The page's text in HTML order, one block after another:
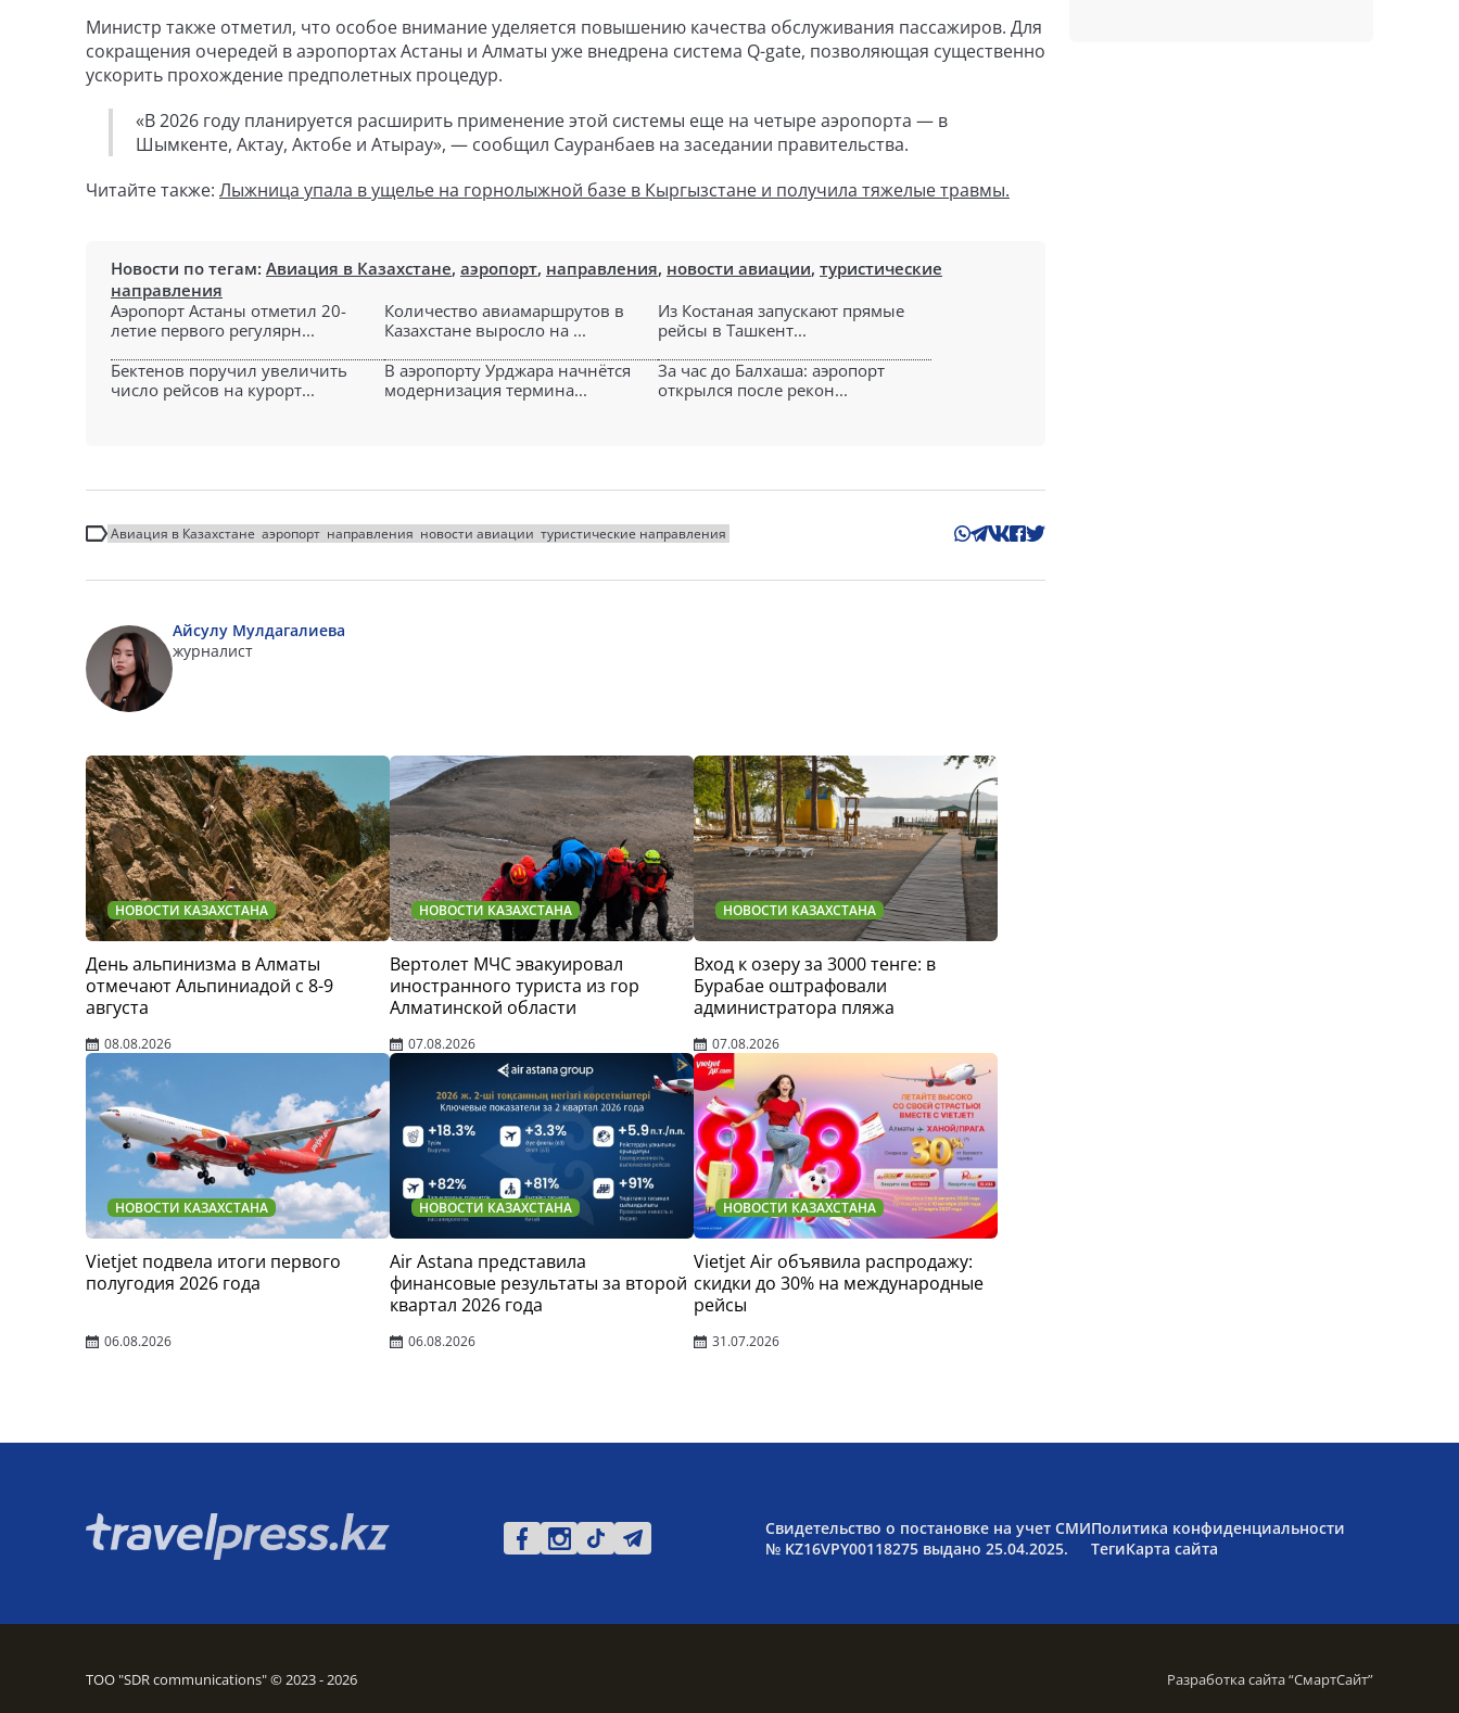
Министр также отметил, что особое внимание уделяется повышению качества обслуживания пассажиров. Для
сокращения очередей в аэропортах Астаны и Алматы уже внедрена система Q-gate, позволяющая существенно
ускорить прохождение предполетных процедур.
«В 2026 году планируется расширить применение этой системы еще на четыре аэропорта — в
Шымкенте, Актау, Актобе и Атырау», — сообщил Сауранбаев на заседании правительства.
Читайте также: Лыжница упала в ущелье на горнолыжной базе в Кыргызстане и получила тяжелые травмы.
Новости по тегам: Авиация в Казахстане, аэропорт, направления, новости авиации, туристические
направления
Аэропорт Астаны отметил 20-
летие первого регулярн...
Количество авиамаршрутов в
Казахстане выросло на ...
Из Костаная запускают прямые
рейсы в Ташкент...
Бектенов поручил увеличить
число рейсов на курорт...
В аэропорту Урджара начнётся
модернизация термина...
За час до Балхаша: аэропорт
открылся после рекон...
Авиация в Казахстане аэропорт направления новости авиации туристические направления
Айсулу Мулдагалиева
журналист
НОВОСТИ КАЗАХСТАНА
День альпинизма в Алматы
отмечают Альпиниадой с 8-9
августа
08.08.2026
НОВОСТИ КАЗАХСТАНА
Вертолет МЧС эвакуировал
иностранного туриста из гор
Алматинской области
07.08.2026
НОВОСТИ КАЗАХСТАНА
Вход к озеру за 3000 тенге: в
Бурабае оштрафовали
администратора пляжа
07.08.2026
НОВОСТИ КАЗАХСТАНА
Vietjet подвела итоги первого
полугодия 2026 года
06.08.2026
НОВОСТИ КАЗАХСТАНА
Air Astana представила
финансовые результаты за второй
квартал 2026 года
06.08.2026
НОВОСТИ КАЗАХСТАНА
Vietjet Air объявила распродажу:
скидки до 30% на международные
рейсы
31.07.2026
Свидетельство о постановке на учет СМИ
№ KZ16VPY00118275 выдано 25.04.2025.
Политика конфиденциальности
ТегиКарта сайта
ТОО "SDR communications" © 2023 - 2026 Разработка сайта “СмартСайт”